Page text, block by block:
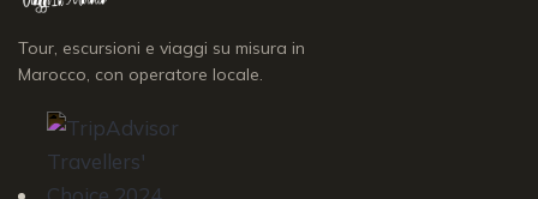
Tour, escursioni e viaggi su misura in
Marocco, con operatore locale.